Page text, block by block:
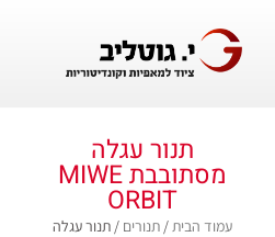
תנור עגלה
מסתובבת MIWE
ORBIT
עמוד הבית/ תנורים / תנור עגלה